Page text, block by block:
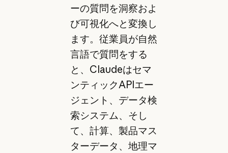
ーの質問を洞察およ
び可視化へと変換し
ます。従業員が自然
言語で質問をする
と、Claudeはセマ
ンティックAPIエー
ジェント、データ検
索システム、そし
て、計算、製品マス
ターデータ、地理マ